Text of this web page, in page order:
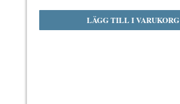
LÄGG TILL I VARUKORG